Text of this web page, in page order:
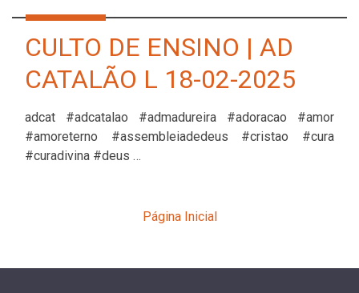
CULTO DE ENSINO | AD
CATALÃO L 18-02-2025
adcat #adcatalao #admadureira #adoracao #amor
#amoreterno #assembleiadedeus #cristao #cura
#curadivina #deus …
Página Inicial